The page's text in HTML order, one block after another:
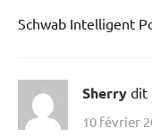
Schwab Intelligent
Sherry dit
10 février